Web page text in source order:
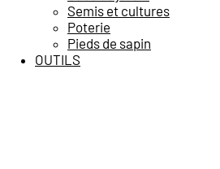
Semis et cultures
Poterie
Pieds de sapin
OUTILS